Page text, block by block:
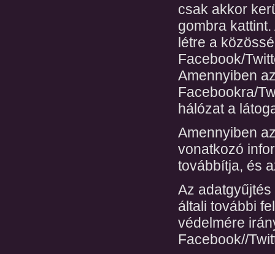
csak akkor
gombra
létre a
Facebook/
Amennyiben
Facebookra/
hálózat a
Amennyiben
vonatkozó
továbbítja, és
Az
általi további
védelmére
Facebook//